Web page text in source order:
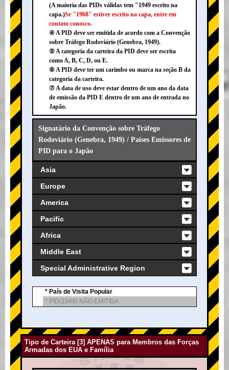
(A maioria das PIDs válidas tem "1949 escrito na
capa.)Se "1968" estiver escrito na capa, entre em
contato conosco.
④ A PID deve ser emitida de acordo com a Convenção
sobre Tráfego Rodoviário (Genebra, 1949).
⑤ A categoria da carteira da PID deve ser escrita
como A, B, C, D, ou E.
⑥ A PID deve ter um carimbo ou marca na seção B da
categoria da carteira.
⑦ A data de uso deve estar dentro de um ano da data
de emissão da PID E dentro de um ano de entrada no
Japão.
Signatário da Convenção sobre Tráfego
Rodoviário (Genebra, 1949) / Países Emissores de
PID para o Japão
Asia
Europe
America
Pacific
Africa
Middle East
Special Administrative Region
* País de Visita Popular
* PID(1949) NÃO EMITIDA
Tipo de Carteira [3] APENAS para Membros das Forças
Armadas dos EUA e Família